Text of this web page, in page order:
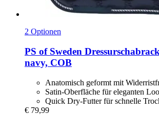
2 Optionen
PS of Sweden
navy, COB
Anatomisch geformt mit
Satin-Oberfläche für eleganten
Quick Dry-Futter für schnelle
€ 79,99